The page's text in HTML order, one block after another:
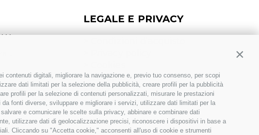
digitali, migliorare la navigazione e, previo tuo consenso, per scopi
dati limitati per la selezione della pubblicità, creare profili per la pubblicità
profili per la selezione di contenuti personalizzati, misurare le prestazioni
fonti diverse, sviluppare e migliorare i servizi, utilizzare dati limitati per la
e comunicare le scelte sulla privacy, abbinare e combinare dati
utilizzare dati di geolocalizzazione precisi, riconoscere i dispositivi in base a
Cliccando su "Accetta cookie," acconsenti all'uso di cookie e strumenti
LEGALE E PRIVACY
> Compliance
>FAQ
>Etichettatura Ambientale